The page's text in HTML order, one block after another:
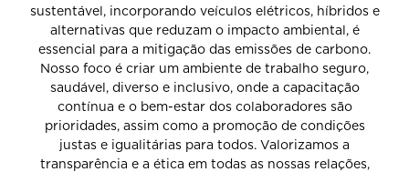
sustentável, incorporando veículos elétricos, híbridos e
alternativas que reduzam o impacto ambiental, é
essencial para a mitigação das emissões de carbono.
Nosso foco é criar um ambiente de trabalho seguro,
saudável, diverso e inclusivo, onde a capacitação
contínua e o bem-estar dos colaboradores são
prioridades, assim como a promoção de condições
justas e igualitárias para todos. Valorizamos a
transparência e a ética em todas as nossas relações,